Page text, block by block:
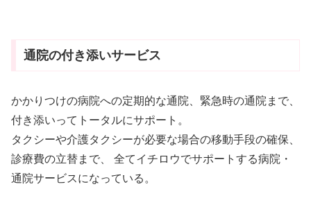
通院の付き添いサービス
かかりつけの病院への定期的な通院、緊急時の通院まで、
付き添いってトータルにサポート。
タクシーや介護タクシーが必要な場合の移動手段の確保、
診療費の立替まで、 全てイチロウでサポートする病院・
通院サービスになっている。